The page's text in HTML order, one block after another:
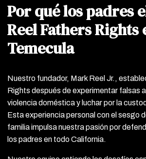
Por qué los padres
Reel Fathers Rights
Temecula
Nuestro fundador, Mark Reel Jr.,
Rights después de experimentar falsas
violencia doméstica y luchar por la
Esta experiencia personal con el sesgo
familia impulsa nuestra pasión por
los padres en todo California.